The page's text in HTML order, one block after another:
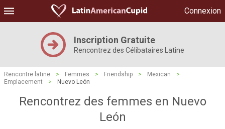
Connexion
Inscription Gratuite
Rencontrez des Célibataires Latine
Rencontre latine > Femmes > Friendship > Mexican
>
Emplacement
> Nuevo León
Rencontrez des femmes en Nuevo
León